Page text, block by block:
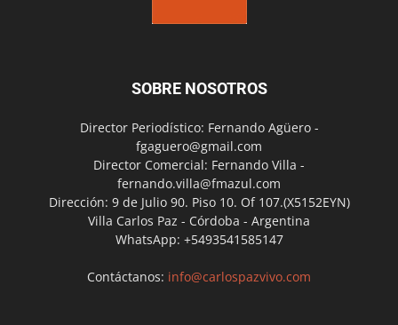
SOBRE NOSOTROS
Director Periodístico: Fernando Agüero -
fgaguero@gmail.com
Director Comercial: Fernando Villa -
fernando.villa@fmazul.com
Dirección: 9 de Julio 90. Piso 10. Of 107.(X5152EYN)
Villa Carlos Paz - Córdoba - Argentina
WhatsApp: +5493541585147
Contáctanos: info@carlospazvivo.com